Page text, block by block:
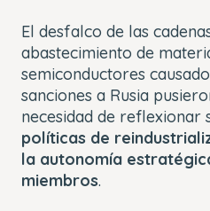
El desfalco de las
abastecimiento de
semiconductores
sanciones a Rusia
necesidad de reflexionar
políticas de
la autonomía
miembros.